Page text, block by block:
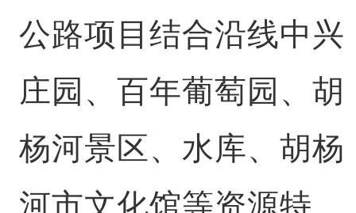
公路项目结合沿线中兴
庄园、百年葡萄园、胡
杨河景区、水库、胡杨
河市文化馆等资源特